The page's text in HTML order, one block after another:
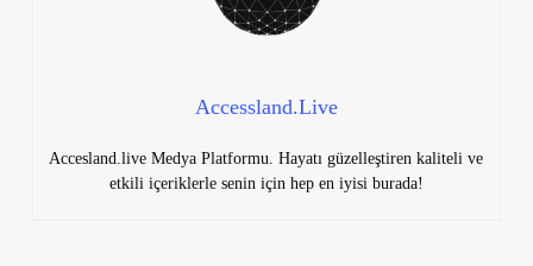
Accessland.Live
Accesland.live Medya Platformu. Hayatı güzelleştiren kaliteli ve
etkili içeriklerle senin için hep en iyisi burada!